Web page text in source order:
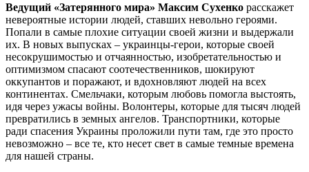
Ведущий «Затерянного мира» Максим Сухенко расскажет
невероятные истории людей, ставших невольно героями.
Попали в самые плохие ситуации своей жизни и выдержали
их. В новых выпусках – украинцы-герои, которые своей
несокрушимостью и отчаянностью, изобретательностью и
оптимизмом спасают соотечественников, шокируют
оккупантов и поражают, и вдохновляют людей на всех
континентах. Смельчаки, которым любовь помогла выстоять,
идя через ужасы войны. Волонтеры, которые для тысяч людей
превратились в земных ангелов. Транспортники, которые
ради спасения Украины проложили пути там, где это просто
невозможно – все те, кто несет свет в самые темные времена
для нашей страны.